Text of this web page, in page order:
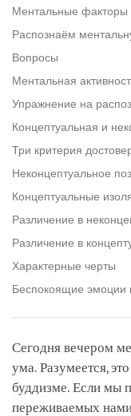
Ментальные факторы
Распознаём
Вопросы
Ментальная
Упражнение на
Концептуальная и
Три критерия
Неконцептуальное
Концептуальные
Различение в
Различение в
Характерные черты
Беспокоящие эмоции
Сегодня вечером
ума. Разумеется,
буддизме. Если мы
переживаемых нами